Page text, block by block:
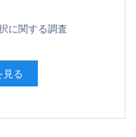
に関する調査
見る